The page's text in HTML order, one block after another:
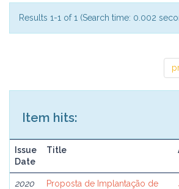
Results 1-1 of 1 (Search time: 0.002
Item hits:
Issue
Date
Title
2020
Proposta de Implantação de